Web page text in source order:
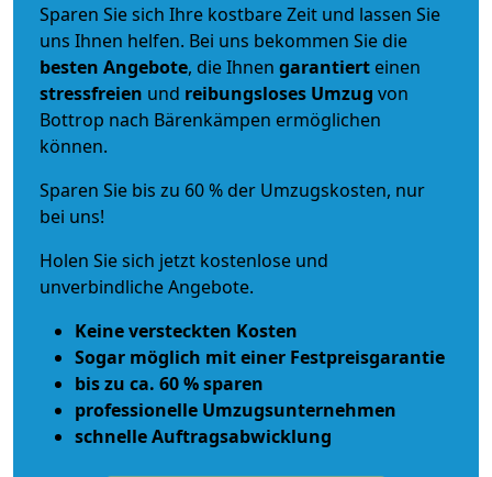
Sparen Sie sich Ihre kostbare Zeit und lassen Sie
uns Ihnen helfen. Bei uns bekommen Sie die
besten Angebote, die Ihnen garantiert einen
stressfreien und reibungsloses Umzug von
Bottrop nach Bärenkämpen ermöglichen
können.
Sparen Sie bis zu 60 % der Umzugskosten, nur
bei uns!
Holen Sie sich jetzt kostenlose und
unverbindliche Angebote.
Keine versteckten Kosten
Sogar möglich mit einer Festpreisgarantie
bis zu ca. 60 % sparen
professionelle Umzugsunternehmen
schnelle Auftragsabwicklung